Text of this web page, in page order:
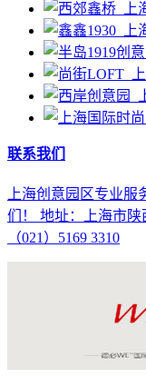
联系我们
上海创意园区专业
们！ 地址：上海市陕
（021）5169 3310